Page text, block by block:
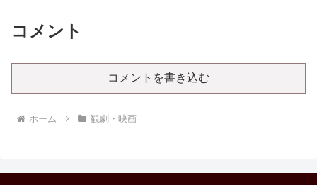
コメント
コメントを書き込む
ホーム 観劇・映画